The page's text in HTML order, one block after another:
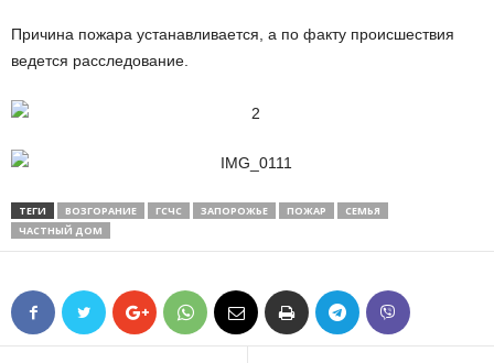
Причина пожара устанавливается, а по факту происшествия
ведется расследование.
ТЕГИ ВОЗГОРАНИЕ ГСЧС ЗАПОРОЖЬЕ ПОЖАР
СЕМЬЯ
ЧАСТНЫЙ ДОМ